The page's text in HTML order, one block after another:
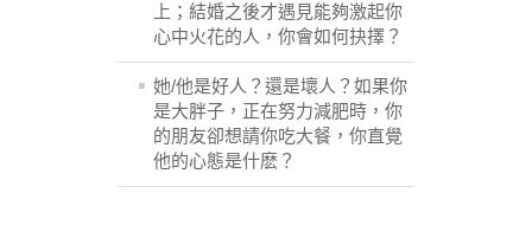
上；結婚之後才遇見能夠激起你
心中火花的人，你會如何抉擇？
她/他是好人？還是壞人？如果你
是大胖子，正在努力減肥時，你
的朋友卻想請你吃大餐，你直覺
他的心態是什麽？